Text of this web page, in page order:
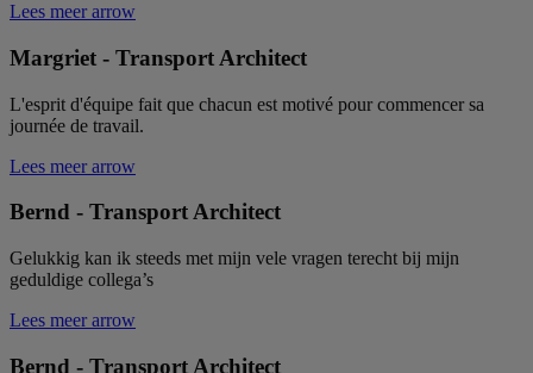
Lees meer arrow
Margriet - Transport Architect
L'esprit d'équipe fait que chacun est motivé pour commencer sa
journée de travail.
Lees meer arrow
Bernd - Transport Architect
Gelukkig kan ik steeds met mijn vele vragen terecht bij mijn
geduldige collega’s
Lees meer arrow
Bernd - Transport Architect